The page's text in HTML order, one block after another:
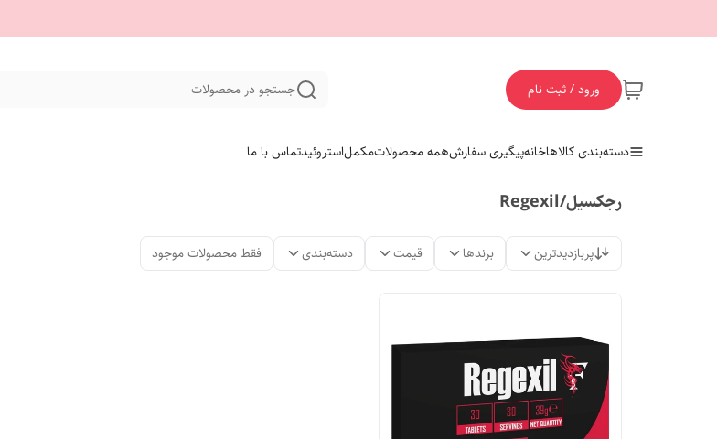
ورود / ثبت نام جستجو در محصولات
دسته‌بندی کالاهاخانهپیگیری سفارشهمه محصولاتمکملاستروئیدتماس با ما
رجکسیل/Regexil
پربازدیدترین برندها قیمت دسته‌بندی فقط محصولات موجود